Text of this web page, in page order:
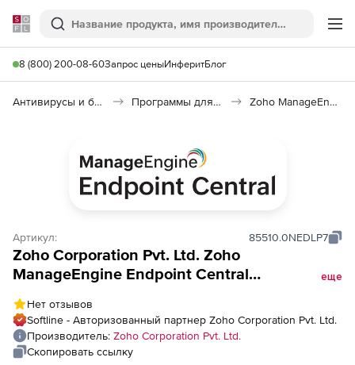
Softline
Поиск
8 (800) 200-08-60Запрос ценыИнферитБлог
Антивирусы и безопасность Программы для защиты информации Zoho ManageEngine Endpoint Central
Артикул: 85510.0NEDLP7
Zoho Corporation Pvt. Ltd. Zoho
ManageEngine Endpoint Central
Addon Single Installation), fee for 5000
Workstations
еще
Нет отзывов
Softline - Авторизованный партнер Zoho Corporation Pvt. Ltd.
Производитель: Zoho Corporation Pvt. Ltd.
Скопировать ссылку